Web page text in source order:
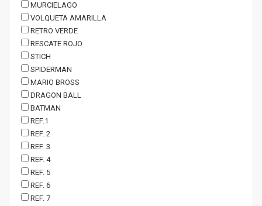
MURCIELAGO
VOLQUETA AMARILLA
RETRO VERDE
RESCATE ROJO
STICH
SPIDERMAN
MARIO BROSS
DRAGON BALL
BATMAN
REF.1
REF. 2
REF. 3
REF. 4
REF. 5
REF. 6
REF. 7